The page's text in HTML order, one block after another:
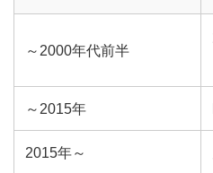
～2000年代前半
～2015年
2015年～